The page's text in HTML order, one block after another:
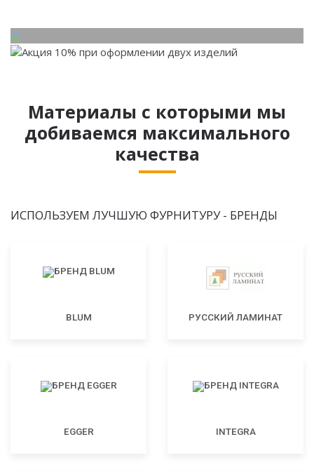
Материалы с которыми мы
добиваемся максимального
качества
ИСПОЛЬЗУЕМ ЛУЧШУЮ ФУРНИТУРУ - БРЕНДЫ
BLUM РУССКИЙ ЛАМИНАТ
EGGER INTEGRA